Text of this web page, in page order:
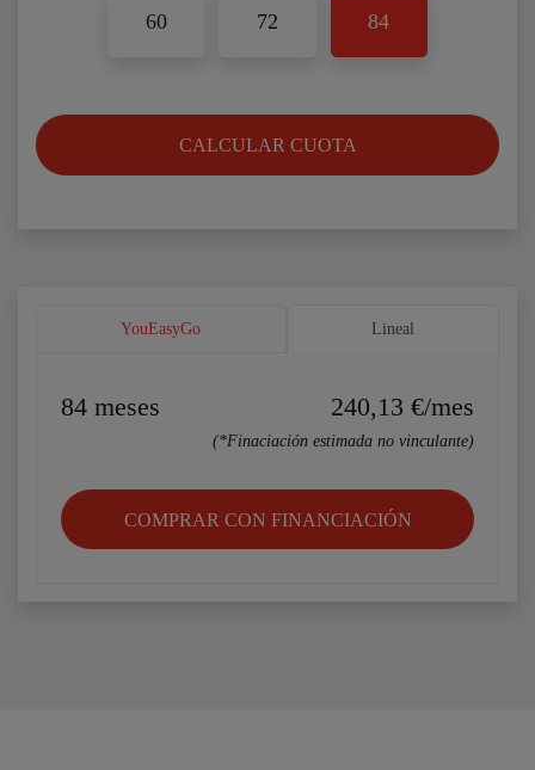
60 72 84
CALCULAR CUOTA
YouEasyGo Lineal
84 meses 240,13 €/mes
(*Finaciación estimada no vinculante)
COMPRAR CON FINANCIACIÓN